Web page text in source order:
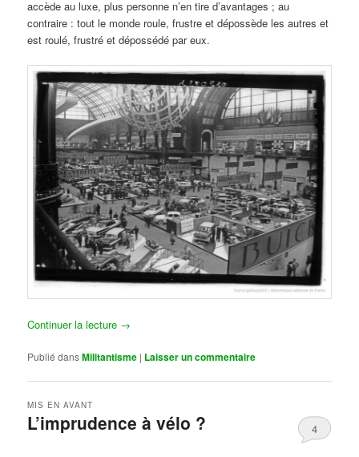
accède au luxe, plus personne n’en tire d’avantages ; au
contraire : tout le monde roule, frustre et dépossède les autres et
est roulé, frustré et dépossédé par eux.
Continuer la lecture →
Publié dansMilitantisme | Laisser un commentaire
L’imprudence à vélo ?
MIS EN AVANT
4